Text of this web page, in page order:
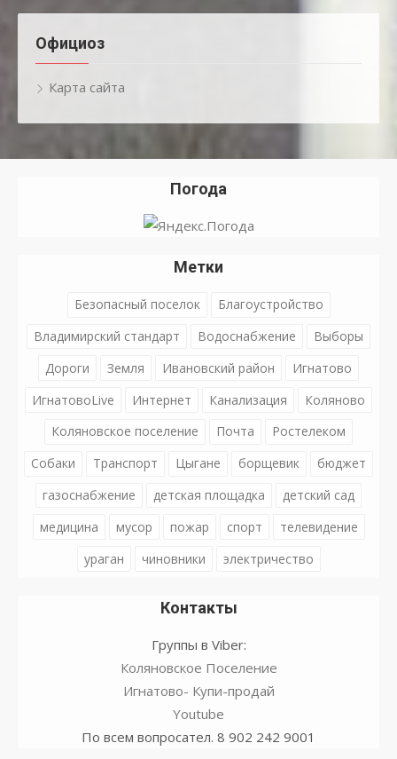
Официоз
Карта сайта
Погода
Метки
Безопасный поселок
Благоустройство
Владимирский стандарт
Водоснабжение
Выборы
Дороги
Земля Ивановский район
Игнатово
ИгнатовоLive
Интернет Канализация
Коляново
Коляновское поселение
Почта
Ростелеком
Собаки
Транспорт Цыгане борщевик
бюджет
газоснабжение
детская площадка
детский сад
медицина
мусор пожар спорт
телевидение
ураган
чиновники электричество
Контакты
Группы в Viber:
Коляновское Поселение
Игнатово- Купи-продай
Youtube
По всем вопросател. 8 902 242 9001